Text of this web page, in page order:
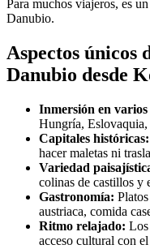
Para muchos viajeros, es
Danubio.
Aspectos únicos
Danubio desde
Inmersión en varios
Hungría,
Capitales históricas:
hacer maletas ni
Variedad
colinas de castillos y
Gastronomía:
austriaca, comida
Ritmo relajado:
acceso cultural con